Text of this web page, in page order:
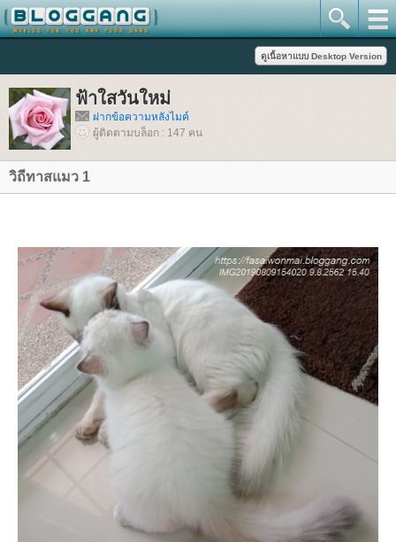
ฟ้าใสวันใหม่
ฝากข้อความหลังไมค์
ผู้ติดตามบล็อก : 147 คน
วิถีทาสแมว 1